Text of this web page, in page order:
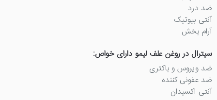
ضد درد
آنتی بیوتیک
آرام بخش
سیترال در روغن علف لیمو دارای خواص:
ضد ویروس و باکتری
ضد عفونی کننده
آنتی اکسیدان